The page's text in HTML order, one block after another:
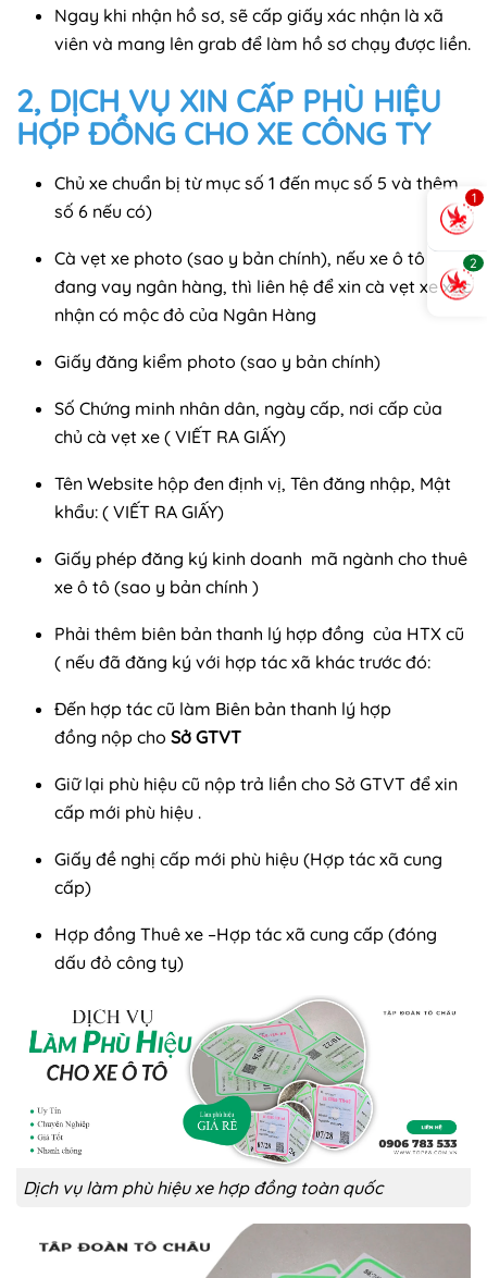
Ngay khi nhận hồ sơ, sẽ cấp giấy xác nhận là xã
viên và mang lên grab để làm hồ sơ chạy được liền.
2, DỊCH VỤ XIN CẤP PHÙ HIỆU
HỢP ĐỒNG CHO XE CÔNG TY
Chủ xe chuẩn bị từ mục số 1 đến mục số 5 và thêm
số 6 nếu có)
Cà vẹt xe photo (sao y bản chính), nếu xe ô tô
đang vay ngân hàng, thì liên hệ để xin cà vẹt xe xác
nhận có mộc đỏ của Ngân Hàng
Giấy đăng kiểm photo (sao y bản chính)
Số Chứng minh nhân dân, ngày cấp, nơi cấp của
chủ cà vẹt xe ( VIẾT RA GIẤY)
Tên Website hộp đen định vị, Tên đăng nhập, Mật
khẩu: ( VIẾT RA GIẤY)
Giấy phép đăng ký kinh doanh mã ngành cho thuê
xe ô tô (sao y bản chính )
Phải thêm biên bản thanh lý hợp đồng của HTX cũ
( nếu đã đăng ký với hợp tác xã khác trước đó:
Đến hợp tác cũ làm Biên bản thanh lý hợp
đồng nộp cho Sở GTVT
Giữ lại phù hiệu cũ nộp trả liền cho Sở GTVT để xin
cấp mới phù hiệu .
Giấy đề nghị cấp mới phù hiệu (Hợp tác xã cung
cấp)
Hợp đồng Thuê xe –Hợp tác xã cung cấp (đóng
dấu đỏ công ty)
Dịch vụ làm phù hiệu xe hợp đồng toàn quốc
1
2